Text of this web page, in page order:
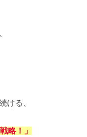
ける、
略！」